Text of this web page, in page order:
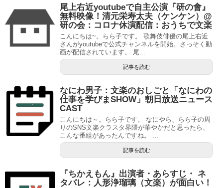
尾上右近youtubeで自主公演『研の會』
無料映像！清元栄寿太夫（ケンケン）@
研の会：コロナ休演配信：おうちで文楽
こんにちは~。らら子です。 歌舞伎俳優の尾上右近
さんがyoutubeで公式チャンネルを開始。さっそく動
画が配信されています。 尾...
記事を読む
なにわ男子：文楽のおしごと「なにわの
仕事を学びまSHOW」朝日放送ニュース
CAST
こんにちは～。らら子です。 なにやら、らら子の周
りのSNS文楽クラスタ界隈が華やかだと思ったら、
こんな番組があったんですね。 ...
記事を読む
『ちかえもん』出演者・あらすじ・ ネ
タバレ：人形浄瑠璃（文楽）が面白い！